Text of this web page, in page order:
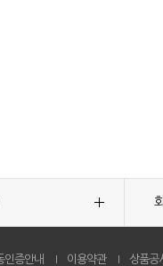
인증안내 이용약관 상품공